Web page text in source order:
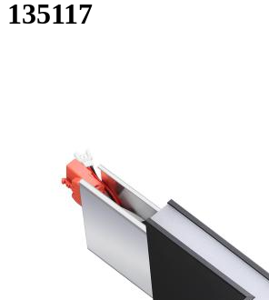
135117